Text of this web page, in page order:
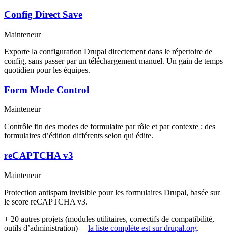
Config Direct Save
Mainteneur
Exporte la configuration Drupal directement dans le répertoire de
config, sans passer par un téléchargement manuel. Un gain de temps
quotidien pour les équipes.
Form Mode Control
Mainteneur
Contrôle fin des modes de formulaire par rôle et par contexte : des
formulaires d’édition différents selon qui édite.
reCAPTCHA v3
Mainteneur
Protection antispam invisible pour les formulaires Drupal, basée sur
le score reCAPTCHA v3.
+ 20 autres projets (modules utilitaires, correctifs de compatibilité,
outils d’administration) —la liste complète est sur drupal.org.